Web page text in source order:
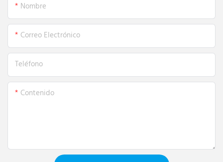
Nombre
Correo Electrónico
Teléfono
Contenido